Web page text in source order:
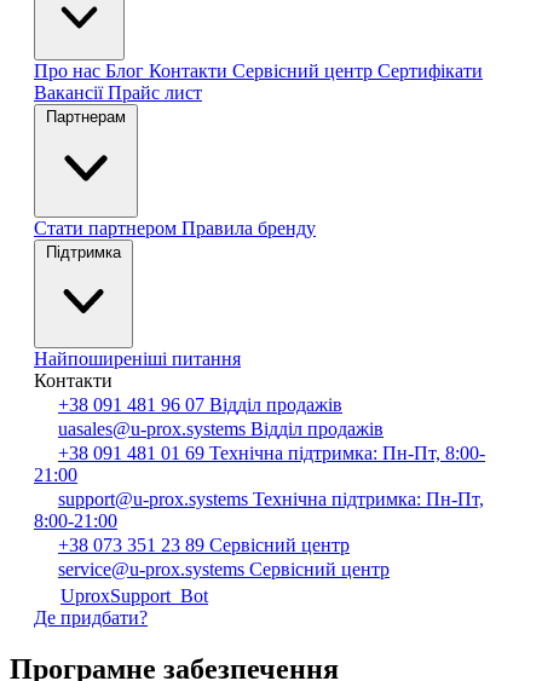
Про нас Блог Контакти Сервісний центр Сертифікати
ВакансіїПрайс лист
Партнерам
Стати партнером Правила бренду
Підтримка
Найпоширеніші питання
Контакти
+38 091 481 96 07 Відділ продажів
uasales@u-prox.systems Відділ продажів
+38 091 481 01 69 Технічна підтримка: Пн-Пт, 8:00-
21:00
support@u-prox.systems Технічна підтримка: Пн-Пт,
8:00-21:00
+38 073 351 23 89 Сервісний центр
service@u-prox.systems Сервісний центр
UproxSupport_Bot
Де придбати?
Програмне забезпечення